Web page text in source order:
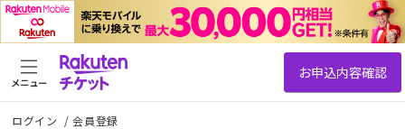
ログイン /会員登録
メニュー